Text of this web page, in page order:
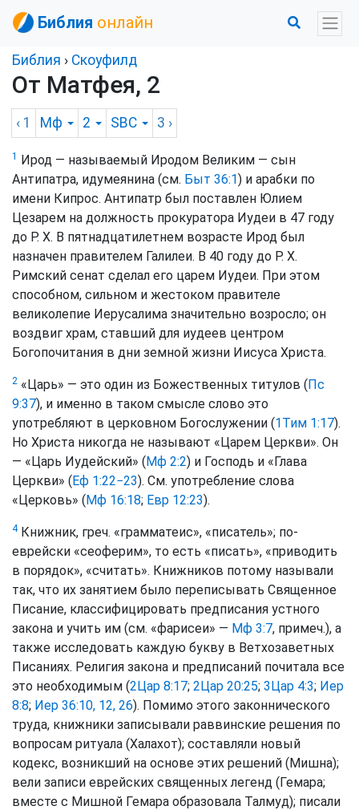
Библия онлайн
Библия › Скоуфилд
От Матфея, 2
‹ 1 Мф 2 SBC 3 ›
1 Ирод — называемый Иродом Великим — сын
Антипатра, идумеянина (см. Быт 36:1) и арабки по
имени Кипрос. Антипатр был поставлен Юлием
Цезарем на должность прокуратора Иудеи в 47 году
до Р. Х. В пятнадцатилетнем возрасте Ирод был
назначен правителем Галилеи. В 40 году до Р. Х.
Римский сенат сделал его царем Иудеи. При этом
способном, сильном и жестоком правителе
великолепие Иерусалима значительно возросло; он
воздвиг храм, ставший для иудеев центром
Богопочитания в дни земной жизни Иисуса Христа.
2 «Царь» — это один из Божественных титулов (Пс
9:37), и именно в таком смысле слово это
употребляют в церковном Богослужении (1Тим 1:17).
Но Христа никогда не называют «Царем Церкви». Он
— «Царь Иудейский» (Мф 2:2) и Господь и «Глава
Церкви» (Еф 1:22−23). См. употребление слова
«Церковь» (Мф 16:18; Евр 12:23).
4Книжник, греч. «грамматеис», «писатель»; по-
еврейски «сеоферим», то есть «писать», «приводить
в порядок», «считать». Книжников потому называли
так, что их занятием было переписывать Священное
Писание, классифицировать предписания устного
закона и учить им (см. «фарисеи» — Мф 3:7, примеч.), а
также исследовать каждую букву в Ветхозаветных
Писаниях. Религия закона и предписаний почитала все
это необходимым (2Цар 8:17; 2Цар 20:25; 3Цар 4:3; Иер
8:8; Иер 36:10, 12, 26). Помимо этого законнического
труда, книжники записывали раввинские решения по
вопросам ритуала (Халахот); составляли новый
кодекс, возникший на основе этих решений (Мишна);
вели записи еврейских священных легенд (Гемара;
вместе с Мишной Гемара образовала Талмуд); писали